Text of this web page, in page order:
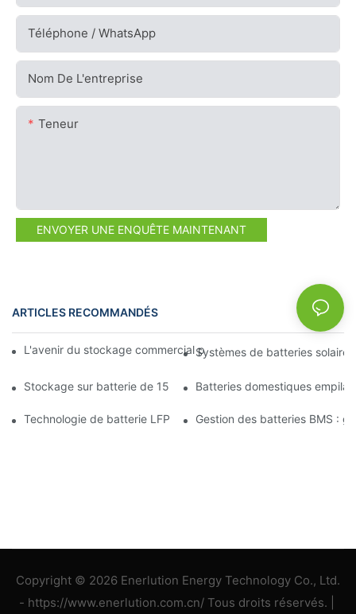
Téléphone / WhatsApp
Nom De L'entreprise
Teneur
ENVOYER UNE ENQUÊTE MAINTENANT
ARTICLES RECOMMANDÉS NEWS
L'avenir du stockage commercial par batterie : tendances et
Systèmes de batteries
Stockage sur batterie de 15 kW : alimentez votre avenir en
Batteries domestiques
Technologie de batterie LFP : un choix durable pour le
Gestion des batteries BMS :
Copyright © 2026 Enerlution Energy Technology Co., Ltd.
- https://www.enerlution.com.cn/ Tous droits réservés. |